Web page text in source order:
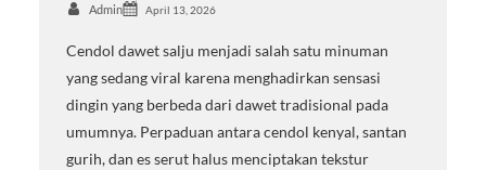
Admin April 13, 2026
Cendol dawet salju menjadi salah satu minuman
yang sedang viral karena menghadirkan sensasi
dingin yang berbeda dari dawet tradisional pada
umumnya. Perpaduan antara cendol kenyal, santan
gurih, dan es serut halus menciptakan tekstur